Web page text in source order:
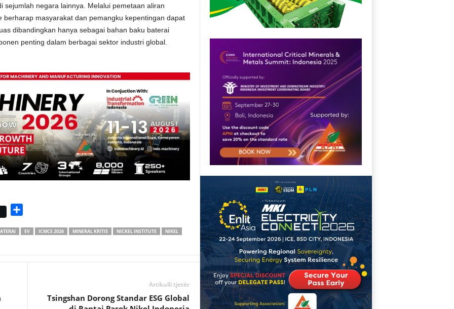
sejumlah negara lainnya. Melalui pemetaan aliran
berharap masyarakat dan pemangku kepentingan dapat
dibandingkan hanya sebagai bahan baku baterai
penting dalam berbagai sektor industri global.
a
e
EV ICMCE 2026 MINERAL KRITIS NICKEL INSTITUTE
NIKEL
Artikulli tjetër
Tsingshan Dorong Standar ESG Global